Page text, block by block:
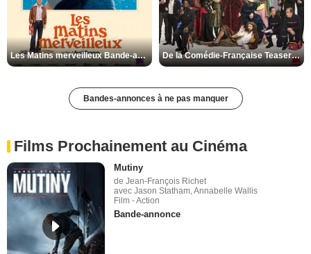
Les Matins merveilleux Bande-annonce VF De la Comédie-Française Teaser VF
Bandes-annonces à ne pas manquer
Films Prochainement au Cinéma
Mutiny
de Jean-François Richet
avec Jason Statham, Annabelle Wallis
Film - Action
Bande-annonce